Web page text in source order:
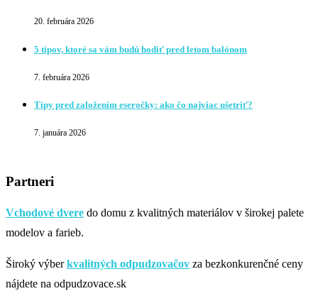
20. februára 2026
5 tipov, ktoré sa vám budú hodiť pred letom balónom
7. februára 2026
Tipy pred založením eseročky: ako čo najviac ušetriť?
7. januára 2026
Partneri
Vchodové dvere do domu z kvalitných materiálov v širokej palete
modelov a farieb.
Široký výberkvalitných odpudzovačov za bezkonkurenčné ceny
nájdete na odpudzovace.sk